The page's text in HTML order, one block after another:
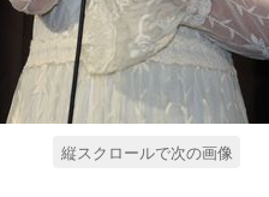
縦スクロールで次の画像